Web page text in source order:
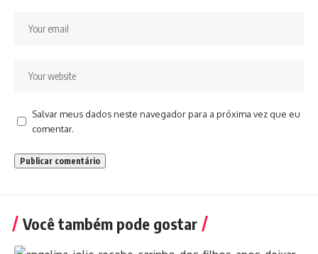
Salvar meus dados neste navegador para a próxima vez que eu
comentar.
Você também pode gostar